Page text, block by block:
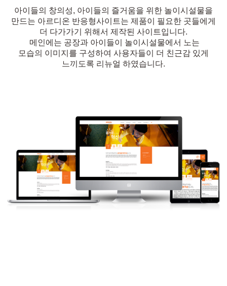
아이들의 창의성, 아이들의 즐거움을 위한 놀이시설물을
만드는 아르디온 반응형사이트는 제품이 필요한 곳들에게
더 다가가기 위해서 제작된 사이트입니다.
메인에는 공장과 아이들이 놀이시설물에서 노는
모습의 이미지를 구성하여 사용자들이 더 친근감 있게
느끼도록 리뉴얼 하였습니다.